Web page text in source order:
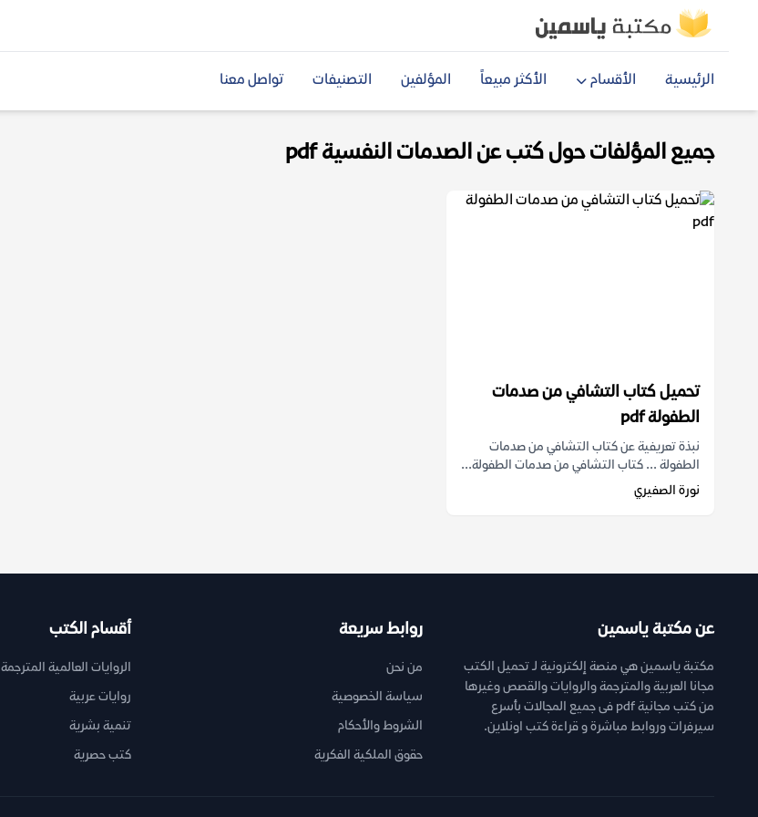
الرئيسية الأقسام الأكثر مبيعاً المؤلفين التصنيفات تواصل معنا
جميع المؤلفات حول كتب عن الصدمات النفسية pdf
تحميل كتاب التشافي من صدمات
الطفولة pdf
نبذة تعريفية عن كتاب التشافي من صدمات
الطفولة ... كتاب التشافي من صدمات الطفولة...
نورة الصفيري
عن مكتبة ياسمين
مكتبة ياسمين هي منصة إلكترونية لـ تحميل الكتب
مجانا العربية والمترجمة والروايات والقصص وغيرها
من كتب مجانية pdf فى جميع المجالات بأسرع
سيرفرات وروابط مباشرة و قراءة كتب اونلاين.
روابط سريعة
من نحن
سياسة الخصوصية
الشروط والأحكام
حقوق الملكية الفكرية
أقسام الكتب
الروايات العالمية المترجمة
روايات عربية
تنمية بشرية
كتب حصرية